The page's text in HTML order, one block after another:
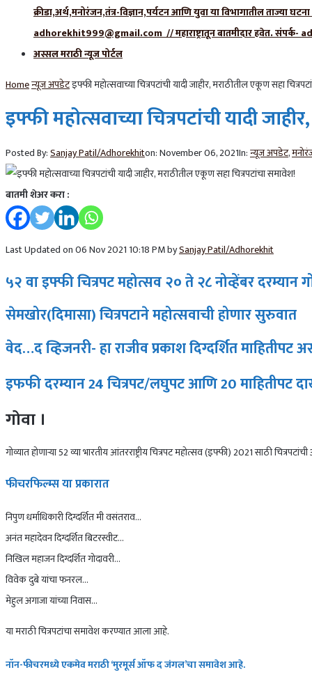
क्रीडा,अर्थ,मनोरंजन,तंत्र-विज्ञान,पर्यटन आणि युवा या विभागातील ताज्या
adhorekhit999@gmail.com // महाराष्ट्रातून बातमीदार हवेत.
अस्सल मराठी न्यूज पोर्टल
Homeन्यूज अपडेटइफ्फी महोत्सवाच्या चित्रपटांची यादी जाहीर, मराठीतील एकूण सहा
इफ्फी महोत्सवाच्या चित्रपटांची यादी
Posted By:Sanjay Patil/Adhorekhiton:November 06, 2021In:न्यूज अपडेट,
बातमी शेअर करा :
Last Updated on 06 Nov 2021 10:18 PM bySanjay Patil/Adhorekhit
५२ वा इफ्फी चित्रपट महोत्सव २० ते २८ नोव्हेंबर दरम्यान
सेमखोर(दिमासा) चित्रपटाने महोत्सवाची होणार सुरुवात
वेद…द व्हिजनरी- हा राजीव प्रकाश दिग्दर्शित माहितीपट
इफफी दरम्यान 24 चित्रपट/लघुपट आणि 20 माहितीपट
गोवा ।
गोव्यात होणाऱ्या 52 व्या भारतीय आंतरराष्ट्रीय चित्रपट महोत्सव (इफ्फी) 2021 साठी
फीचरफिल्म्स या प्रकारात
निपुण धर्माधिकारी दिग्दर्शित मी वसंतराव…
अनंत महादेवन दिग्दर्शित बिटरस्वीट…
निखिल महाजन दिग्दर्शित गोदावरी…
विवेक दुबे यांचा फनरल…
मेहुल अगाजा यांच्या निवास…
या मराठी चित्रपटांचा समावेश करण्यात आला आहे.
नॉन-फीचरमध्ये एकमेव मराठी ‘मुरमूर्स ऑफ द जंगल’चा समावेश आहे.